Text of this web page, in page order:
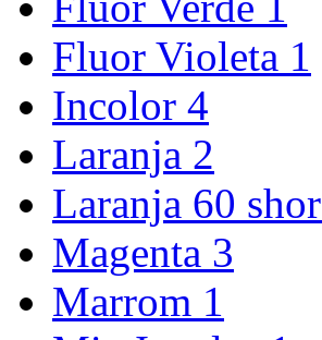
Fluor Violeta 1
Incolor 4
Laranja 2
Laranja 60 shor
Magenta 3
Marrom 1